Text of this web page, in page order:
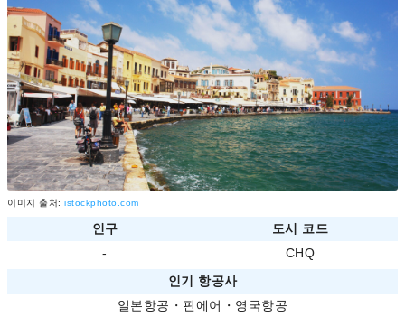
이미지 출처: istockphoto.com
인구
도시 코드
-
CHQ
인기 항공사
일본항공 ・ 핀에어 ・ 영국항공